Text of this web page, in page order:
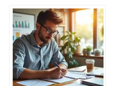
formation fiable